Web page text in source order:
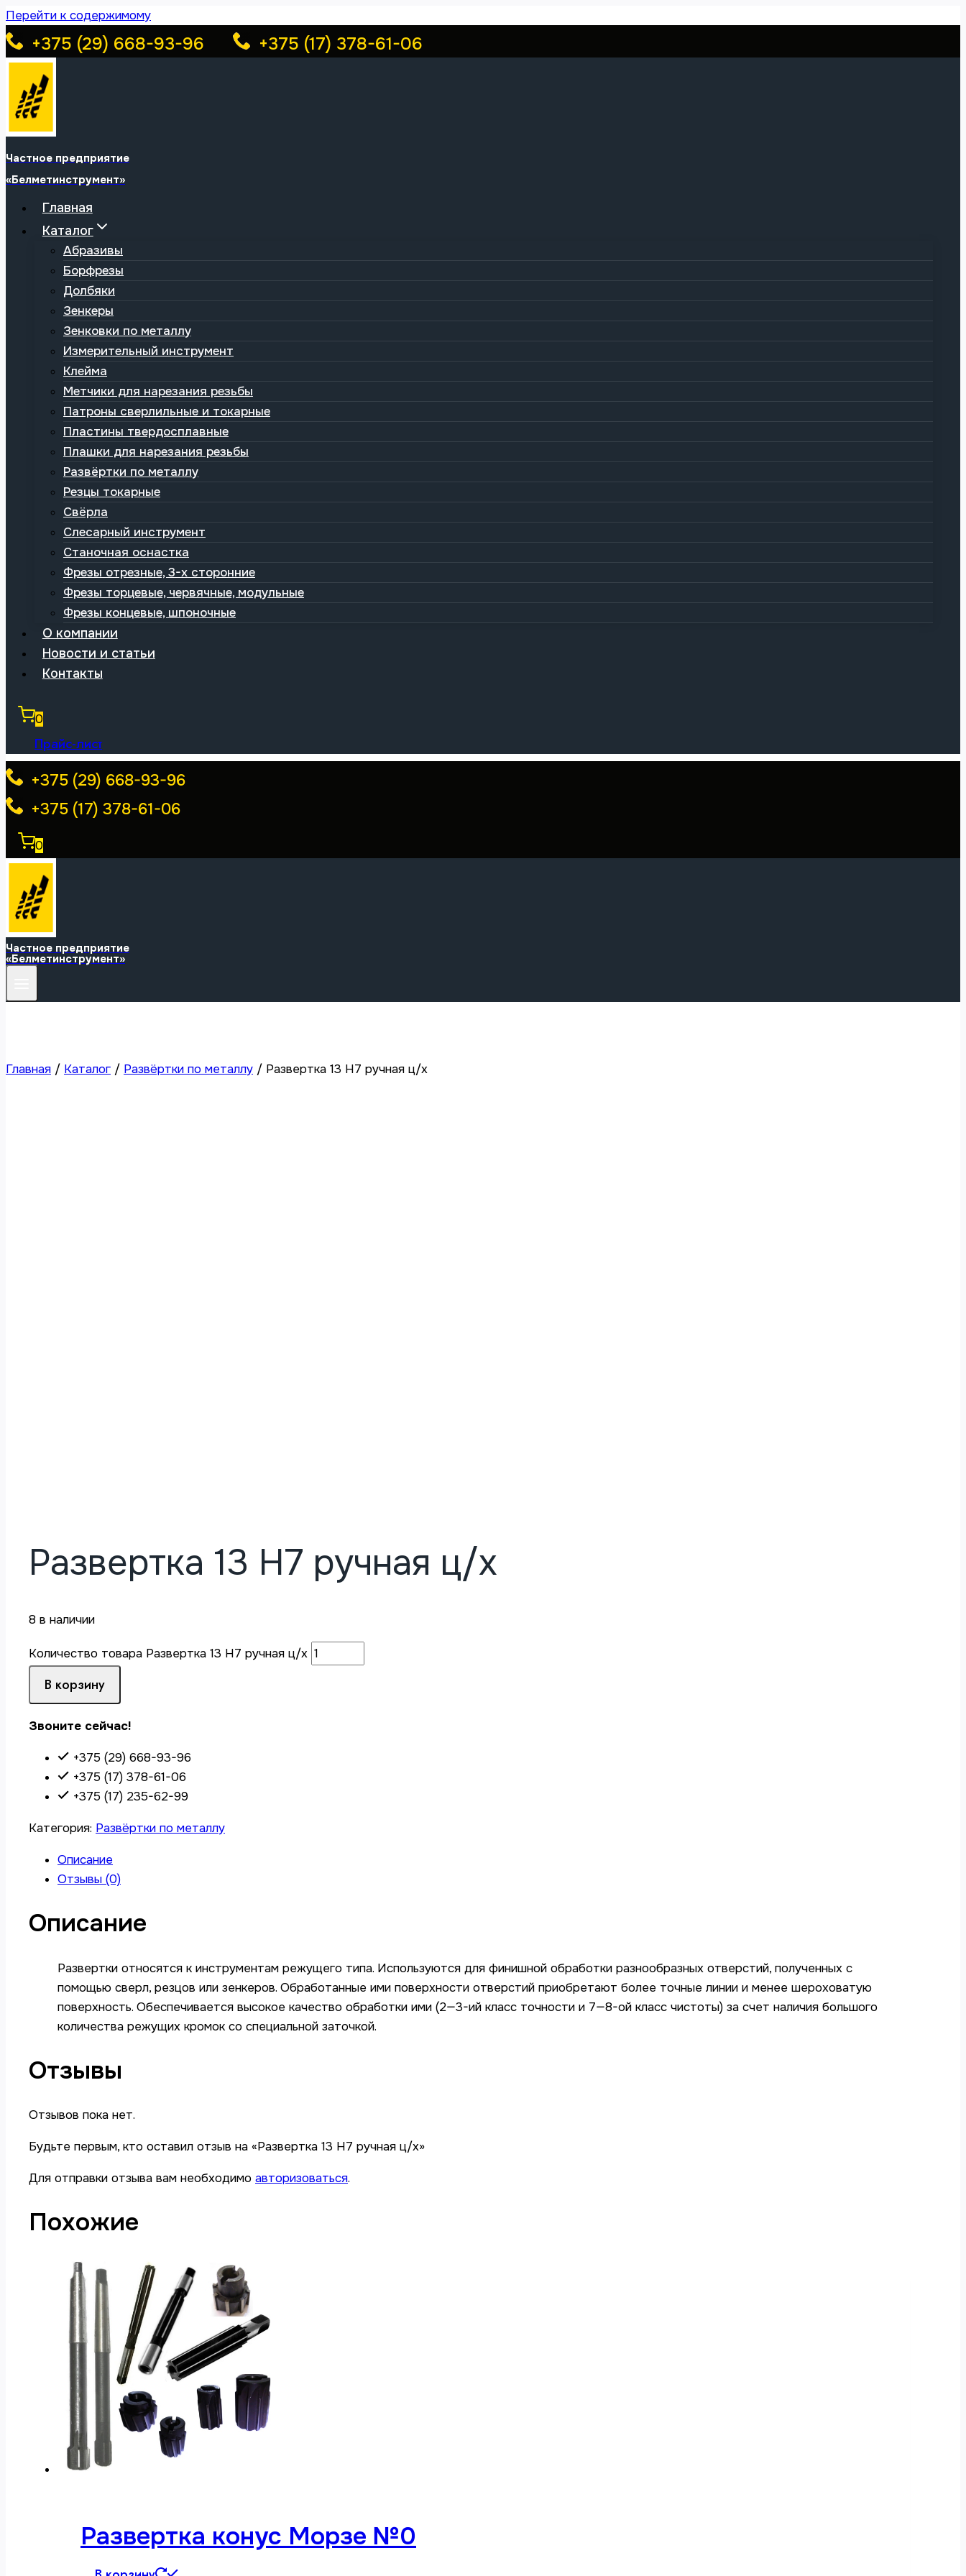
Перейти к содержимому
+375 (29) 668-93-96 +375 (17) 378-61-06
Частное предприятие
«Белметинструмент»
Главная
Каталог
Абразивы
Борфрезы
Долбяки
Зенкеры
Зенковки по металлу
Измерительный инструмент
Клейма
Метчики для нарезания резьбы
Патроны сверлильные и токарные
Пластины твердосплавные
Плашки для нарезания резьбы
Развёртки по металлу
Резцы токарные
Свёрла
Слесарный инструмент
Станочная оснастка
Фрезы отрезные, 3-х сторонние
Фрезы торцевые, червячные, модульные
Фрезы концевые, шпоночные
О компании
Новости и статьи
Контакты
0
Прайс-лист
+375 (29) 668-93-96
+375 (17) 378-61-06
0
Частное предприятие
«Белметинструмент»
Главная / Каталог / Развёртки по металлу / Развертка 13 Н7 ручная ц/х
Развертка 13 Н7 ручная ц/х
8 в наличии
Количество товара Развертка 13 Н7 ручная ц/х
В корзину
Звоните сейчас!
+375 (29) 668-93-96
+375 (17) 378-61-06
+375 (17) 235-62-99
Категория: Развёртки по металлу
Описание
Отзывы (0)
Описание
Развертки относятся к инструментам режущего типа. Используются для финишной обработки разнообразных отверстий, полученных с
помощью сверл, резцов или зенкеров. Обработанные ими поверхности отверстий приобретают более точные линии и менее шероховатую
поверхность. Обеспечивается высокое качество обработки ими (2—3-ий класс точности и 7—8-ой класс чистоты) за счет наличия большого
количества режущих кромок со специальной заточкой.
Отзывы
Отзывов пока нет.
Будьте первым, кто оставил отзыв на «Развертка 13 Н7 ручная ц/х»
Для отправки отзыва вам необходимо авторизоваться.
Похожие
Развертка конус Морзе №0